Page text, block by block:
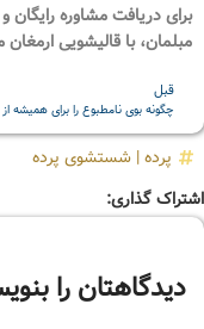
برای دریافت مشاوره
مبلمان، با قالیشویی
قبل
پرده| شستشوی پرده
اشتراک گذاری:
دیدگاهتان را